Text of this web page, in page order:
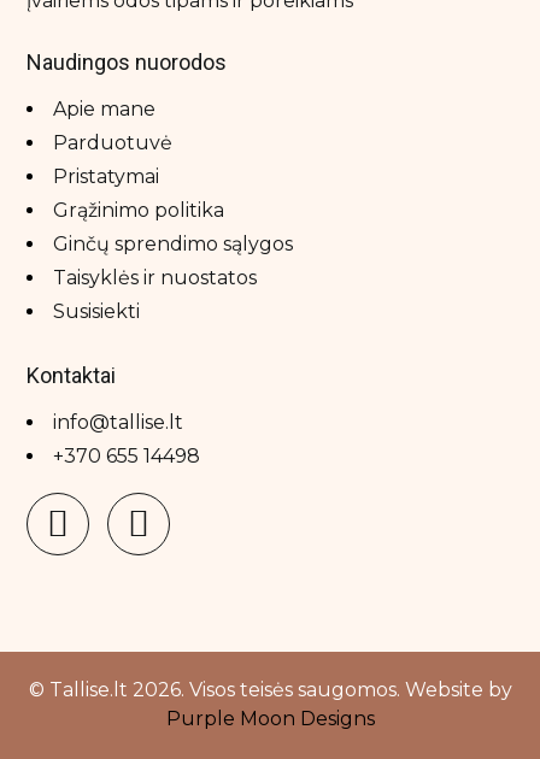
Naudingos nuorodos
Apie mane
Parduotuvė
Pristatymai
Grąžinimo politika
Ginčų sprendimo sąlygos
Taisyklės ir nuostatos
Susisiekti
Kontaktai
info@tallise.lt
+370 655 14498
© Tallise.lt 2026. Visos teisės saugomos. Website by
Purple Moon Designs